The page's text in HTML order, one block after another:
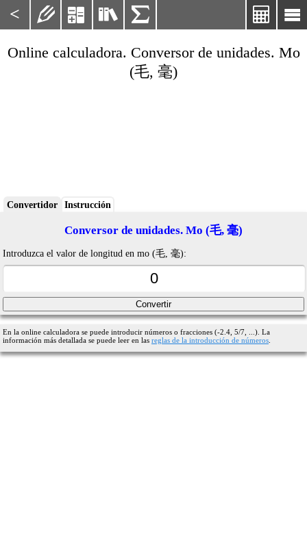
< 

   
Online calculadora. Conversor de unidades. Mo
(毛, 毫)
Convertidor Instrucción
Conversor de unidades. Mo (毛, 毫)
Introduzca el valor de longitud en mo (毛, 毫):
En la online calculadora se puede introducir números o fracciones (-2.4, 5/7, ...). La
información más detallada se puede leer en las reglas de la introducción de números